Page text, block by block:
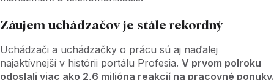
Záujem uchádzačov je stále rekordný
Uchádzači a uchádzačky o prácu sú aj naďalej
najaktívnejší v histórii portálu Profesia. V prvom polroku
odoslali viac ako 2,6 milióna reakcií na pracovné ponuky.